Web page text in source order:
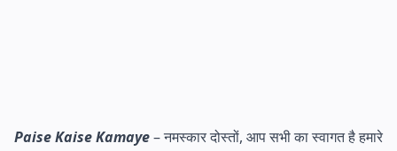
Paise Kaise Kamaye– नमस्कार दोस्तों, आप सभी का स्वागत है हमारे